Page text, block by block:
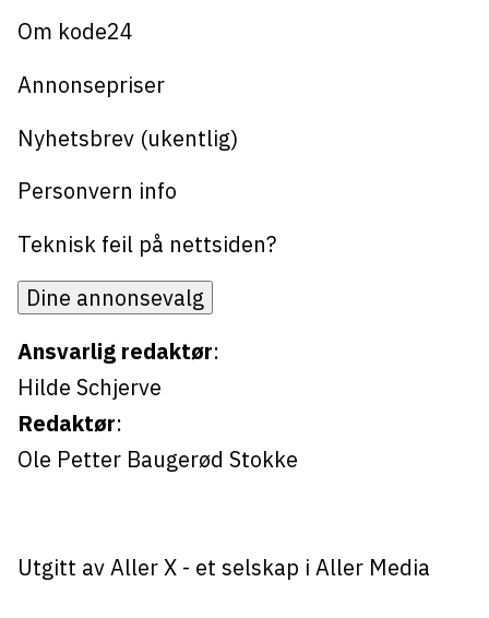
Om kode24
Annonsepriser
Nyhetsbrev (ukentlig)
Personvern info
Teknisk feil på nettsiden?
Dine annonsevalg
Ansvarlig redaktør:
Hilde Schjerve
Redaktør:
Ole Petter Baugerød Stokke
Utgitt av Aller X- et selskap i Aller Media